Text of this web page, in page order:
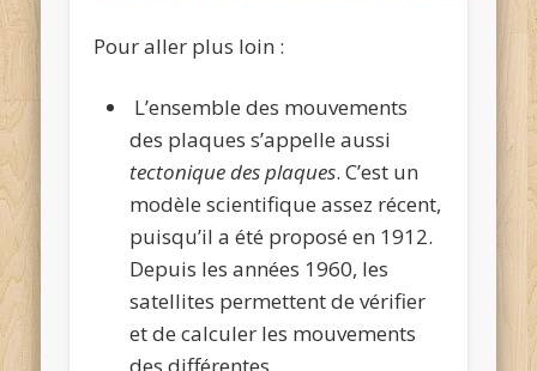
Pour aller plus loin :
L’ensemble des mouvements
des plaques s’appelle aussi
tectonique des plaques. C’est un
modèle scientifique assez récent,
puisqu’il a été proposé en 1912.
Depuis les années 1960, les
satellites permettent de vérifier
et de calculer les mouvements
des différentes